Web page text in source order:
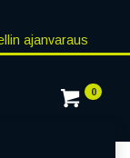
ajanvaraus
0